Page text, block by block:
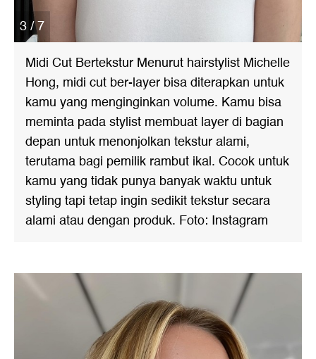
3 / 7
Midi Cut Bertekstur Menurut hairstylist Michelle
Hong, midi cut ber-layer bisa diterapkan untuk
kamu yang menginginkan volume. Kamu bisa
meminta pada stylist membuat layer di bagian
depan untuk menonjolkan tekstur alami,
terutama bagi pemilik rambut ikal. Cocok untuk
kamu yang tidak punya banyak waktu untuk
styling tapi tetap ingin sedikit tekstur secara
alami atau dengan produk. Foto: Instagram